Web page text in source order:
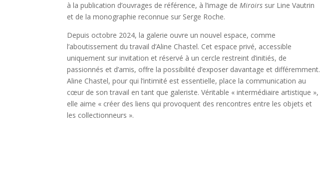
à la publication d’ouvrages de référence, à l’image deMiroirs sur Line Vautrin
et de la monographie reconnue sur Serge Roche.
Depuis octobre 2024, la galerie ouvre un nouvel espace, comme
l’aboutissement du travail d’Aline Chastel. Cet espace privé, accessible
uniquement sur invitation et réservé à un cercle restreint d’initiés, de
passionnés et d’amis, offre la possibilité d’exposer davantage et différemment.
Aline Chastel, pour qui l’intimité est essentielle, place la communication au
cœur de son travail en tant que galeriste. Véritable « intermédiaire artistique »,
elle aime « créer des liens qui provoquent des rencontres entre les objets et
les collectionneurs ».